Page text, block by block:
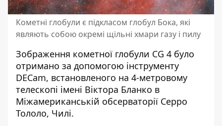
Кометні глобули є підкласом глобул Бока, які
являють собою окремі щільні хмари газу і пилу
Зображення кометної глобули CG 4 було
отримано за допомогою інструменту
DECam, встановленого на 4-метровому
телескопі імені Віктора Бланко в
Міжамериканській обсерваторії Серро
Тололо, Чилі.